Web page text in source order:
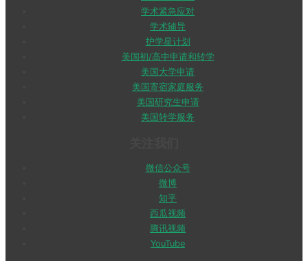
学术紧急应对
学术辅导
护学星计划
美国初/高中申请和转学
美国大学申请
美国寄宿家庭服务
美国研究生申请
美国转学服务
微信公众号
微博
知乎
西瓜视频
腾讯视频
YouTube